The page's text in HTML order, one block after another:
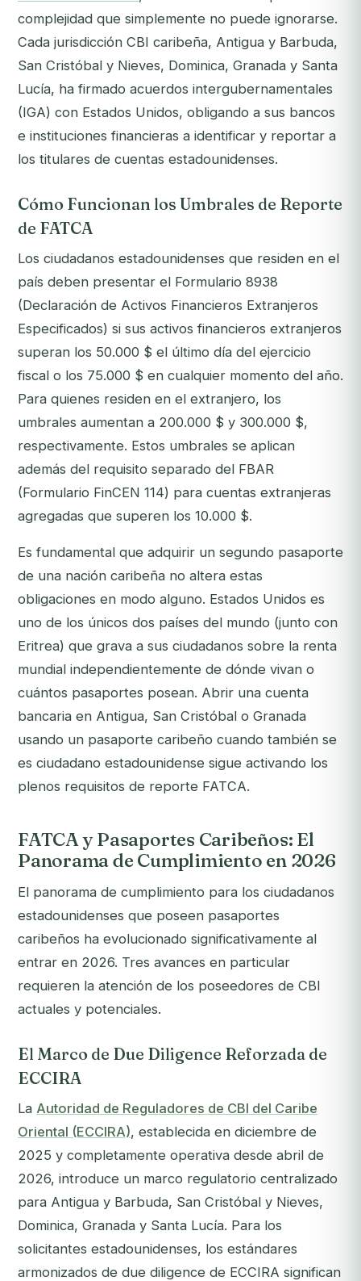
complejidad que simplemente no puede ignorarse.
Cada jurisdicción CBI caribeña, Antigua y Barbuda,
San Cristóbal y Nieves, Dominica, Granada y Santa
Lucía, ha firmado acuerdos intergubernamentales
(IGA) con Estados Unidos, obligando a sus bancos
e instituciones financieras a identificar y reportar a
los titulares de cuentas estadounidenses.
Cómo Funcionan los Umbrales de Reporte
de FATCA
Los ciudadanos estadounidenses que residen en el
país deben presentar el Formulario 8938
(Declaración de Activos Financieros Extranjeros
Especificados) si sus activos financieros extranjeros
superan los 50.000 $ el último día del ejercicio
fiscal o los 75.000 $ en cualquier momento del año.
Para quienes residen en el extranjero, los
umbrales aumentan a 200.000 $ y 300.000 $,
respectivamente. Estos umbrales se aplican
además del requisito separado del FBAR
(Formulario FinCEN 114) para cuentas extranjeras
agregadas que superen los 10.000 $.
Es fundamental que adquirir un segundo pasaporte
de una nación caribeña no altera estas
obligaciones en modo alguno. Estados Unidos es
uno de los únicos dos países del mundo (junto con
Eritrea) que grava a sus ciudadanos sobre la renta
mundial independientemente de dónde vivan o
cuántos pasaportes posean. Abrir una cuenta
bancaria en Antigua, San Cristóbal o Granada
usando un pasaporte caribeño cuando también se
es ciudadano estadounidense sigue activando los
plenos requisitos de reporte FATCA.
FATCA y Pasaportes Caribeños: El
Panorama de Cumplimiento en 2026
El panorama de cumplimiento para los ciudadanos
estadounidenses que poseen pasaportes
caribeños ha evolucionado significativamente al
entrar en 2026. Tres avances en particular
requieren la atención de los poseedores de CBI
actuales y potenciales.
El Marco de Due Diligence Reforzada de
ECCIRA
La Autoridad de Reguladores de CBI del Caribe
Oriental (ECCIRA), establecida en diciembre de
2025 y completamente operativa desde abril de
2026, introduce un marco regulatorio centralizado
para Antigua y Barbuda, San Cristóbal y Nieves,
Dominica, Granada y Santa Lucía. Para los
solicitantes estadounidenses, los estándares
armonizados de due diligence de ECCIRA significan